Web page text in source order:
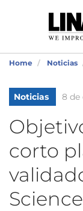
Home Noticias
Noticias 8 de
corto